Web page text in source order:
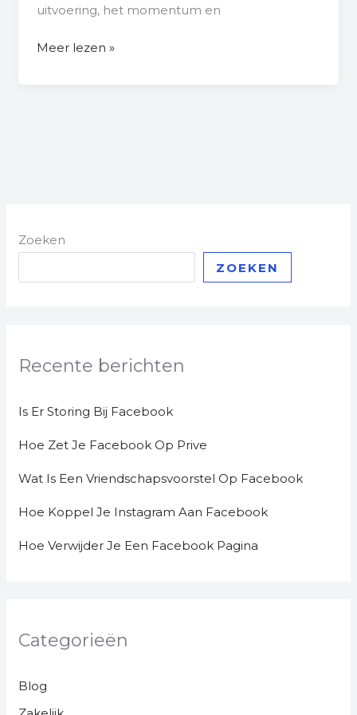
uitvoering, het momentum en
Meer lezen »
Zoeken
ZOEKEN
Recente berichten
Is Er Storing Bij Facebook
Hoe Zet Je Facebook Op Prive
Wat Is Een Vriendschapsvoorstel Op Facebook
Hoe Koppel Je Instagram Aan Facebook
Hoe Verwijder Je Een Facebook Pagina
Categorieën
Blog